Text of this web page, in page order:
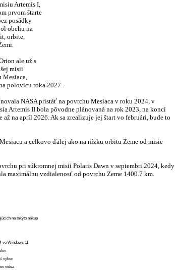
Artemis I,
prvom štarte
posádky
obehu na
orbite,
ale už s
misii
Mesiaca,
polovicu roka 2027.
NASA pristáť na povrchu Mesiaca v roku 2024, v
Artemis II bola pôvodne plánovaná na rok 2023, na konci
na apríl 2026. Ak sa zrealizuje jej štart vo februári, bude to
a celkovo ďalej ako na nízku orbitu Zeme od misie
pri súkromnej misii Polaris Dawn v septembri 2024, kedy
maximálnu vzdialenosť od povrchu Zeme 1400.7 km.
na takýto nákup
vo Windows 11
výkon
videa